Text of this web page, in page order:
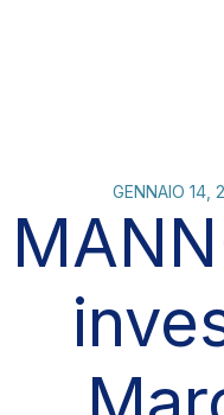
GENNAIO 14,